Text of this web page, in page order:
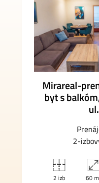
Mirareal-
byt s
ul.
2-
2 izb 60 m